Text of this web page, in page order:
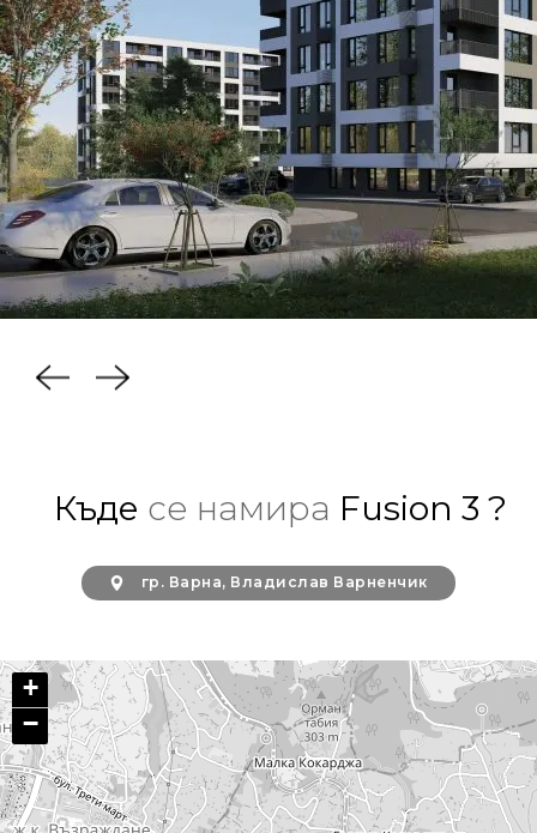
Къде се намира Fusion 3 ?
гр. Варна, Владислав Варненчик
+
−